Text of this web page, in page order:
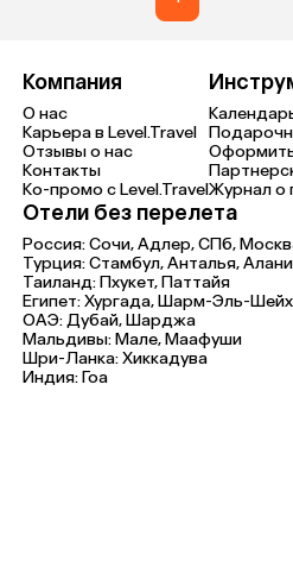
Компания
О нас
Карьера в Level.Travel
Отзывы о нас
Контакты
Ко-промо с Level.Travel
Оформить
Журнал о
Отели без перелета
Россия:Сочи,Адлер,СПб,
Турция:Стамбул,Анталья,
Таиланд:Пхукет,Паттайя
Египет:Хургада,Шарм-Эль-Шейх
ОАЭ:Дубай,Шарджа
Мальдивы:Мале,Маафуши
Шри-Ланка:Хиккадува
Индия:Гоа